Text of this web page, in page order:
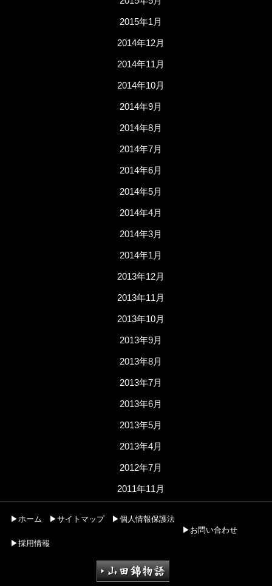
2015年1月
2014年12月
2014年11月
2014年10月
2014年9月
2014年8月
2014年7月
2014年6月
2014年5月
2014年4月
2014年3月
2014年1月
2013年12月
2013年11月
2013年10月
2013年9月
2013年8月
2013年7月
2013年6月
2013年5月
2013年4月
2012年7月
2011年11月
▶ホーム ▶サイトマップ
▶個人情報保護法
▶お問い合わせ
▶採用情報